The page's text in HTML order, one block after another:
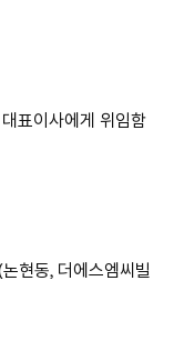
표이사에게 위임함
현동, 더에스엠씨빌